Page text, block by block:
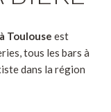
Toulouse est
tous les bars à
dans la région